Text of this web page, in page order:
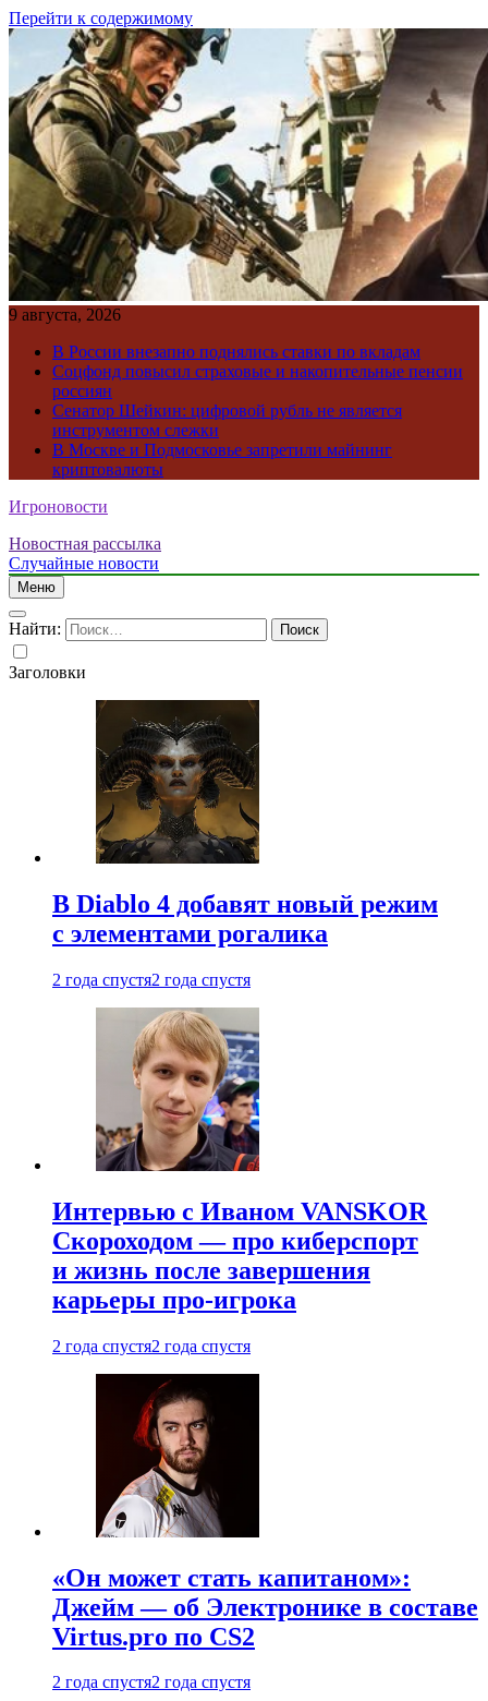
Перейти к содержимому
9 августа, 2026
В России внезапно поднялись ставки по вкладам
Соцфонд повысил страховые и накопительные пенсии
россиян
Сенатор Шейкин: цифровой рубль не является
инструментом слежки
В Москве и Подмосковье запретили майнинг
криптовалюты
Игроновости
Новостная рассылка
Случайные новости
Меню
Найти:
Заголовки
В Diablo 4 добавят новый режим
с элементами рогалика
2 года спустя2 года спустя
Интервью с Иваном VANSKOR
Скороходом — про киберспорт
и жизнь после завершения
карьеры про-игрока
2 года спустя2 года спустя
«Он может стать капитаном»:
Джейм — об Электронике в составе
Virtus.pro по CS2
2 года спустя2 года спустя